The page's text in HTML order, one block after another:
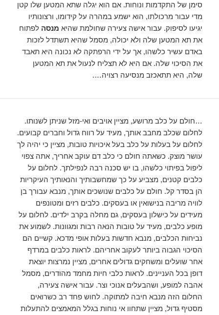
סימן של התקדמות ונוחות. אם הוא יגלה שתא המטען שלו קטן
מדי עבור מרכולתו, הוא ישמע במהרה על קידומו, ורצונותיו
יגיעו לסיפוק. עבור אישה צעירה שחולמת שהיא מנסה לפתוח
את תא המטען שלה ולא יכולה, מסמל שהיא תשתדל לזכות
באדם עשיר כלשהו, ​​אך על ידי הרפתקה לא נכונה היא תאבד
את הסיכוי שלה. אם היא לא תצליח לנעול את תא המטען
שלה, היא תתאכזב מנסיעה רצויה….
…חולם על כלב מרושע, מציין אויבים ואי-מזל שניתן לשנותו.
לחלום שכלב מחבב אותך, מעיד על רווח גדול וחברים קבועים.
לחלום על בעלות על כלב בעל איכויות טובות, מציין כי יהיה לך
עושר מוצק. כשאתה חולם כי כלב דם עוקב אחריך, אתה צפוי
ליפול בפיתוי כלשהו, ​​בו יש סכנה רבה לנפילתך. לחלום על
כלבים קטנים, מצביע על כך שמחשבותיך והנאותיך העיקריות
הן בסדר קל. חולם על כלבים שנושכים אותך, מנבא עבורך בן
לוויה מריבה בנישואין או בעסקים. כלבים רזים ומטונפים
מעידים על כישלון בעסקים, גם מחלה בקרב ילדים. לחלום על
מופע כלבים, מעיד על טובות הנאה רבות ומגוונות. לשמוע את
נביחות הכלבים, מנבא חדשות בעלות אופי מדכא. קשיים הם
הסיכוי הגבוה ביותר לעקוב אחריהם. לראות כלבים במרדף
אחר שועלים ומשחקים גדולים אחרים, מציין נמרצות יוצאת
דופן בכל העניינים. לראות כלבי חיות מחמד מהודרים, מסמל
אהבה למופע, ושהבעלים אנוכי וצר. עבור אישה צעירה,
החלום הזה מנבא חיבה למתוקה. לחוש פחד רב כשרואים
מסטיף גדול, מציין שתחוו אי נוחות בגלל המאמצים להתעלות